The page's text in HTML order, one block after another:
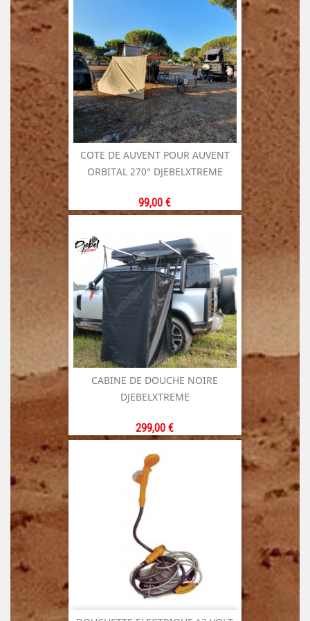
COTE DE AUVENT POUR AUVENT
ORBITAL 270° DJEBELXTREME
Prix
99,00 €
CABINE DE DOUCHE NOIRE
DJEBELXTREME
Prix
299,00 €